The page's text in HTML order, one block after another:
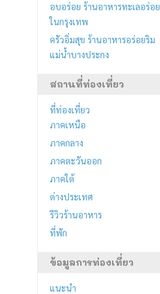
อบอร่อย ร้านอาหารทะเลอร่อย
ในกรุงเทพ
ครัวอิ่มสุข ร้านอาหารอร่อยริม
แม่น้ำบางประกง
สถานที่ท่องเที่ยว
ที่ท่องเที่ยว
ภาคเหนือ
ภาคกลาง
ภาคตะวันออก
ภาคใต้
ต่างประเทศ
รีวิวร้านอาหาร
ที่พัก
ข้อมูลการท่องเที่ยว
แนะนำ